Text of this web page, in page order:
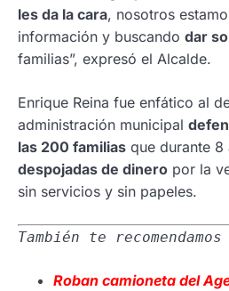
les da la cara, nosotros
información y buscando dar
familias”, expresó el Alcalde.
Enrique Reina fue enfático al
administración municipal
las 200 familias que durante 8
despojadas de dinero por la
sin servicios y sin papeles.
También te
Roban camioneta del